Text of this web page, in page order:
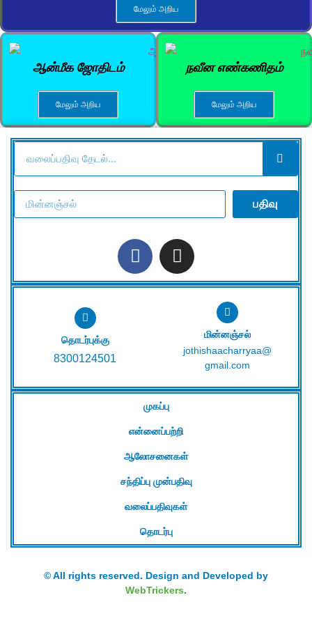
மேலும் அறிய
ஆன்மீக ஜோதிடம்
மேலும் அறிய
நவீன எண்கணிதம்
மேலும் அறிய
முகப்பு
என்னைப்பற்றி
ஆலோசனைகள்
சந்திப்பு முன்பதிவு
வலைப்பதிவுகள்
தொடர்பு
தொடர்புக்கு
8300124501
மின்னஞ்சல்
jothishaacharryaa@
gmail.com
பதிவு
© All rights reserved. Design and Developed by
WebTrickers.